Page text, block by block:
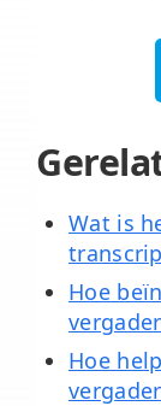
Wat is
Hoe
Hoe